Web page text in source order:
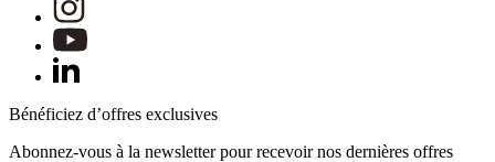
Bénéficiez d’offres exclusives
Abonnez-vous à la newsletter pour recevoir nos dernières offres